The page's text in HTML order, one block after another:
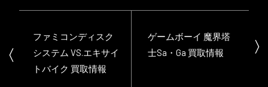
ファミコンディスク
システム VS.エキサイ
トバイク 買取情報
ゲームボーイ 魔界塔
士Sa・Ga 買取情報